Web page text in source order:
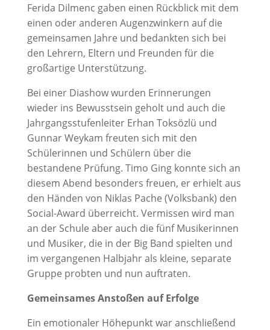
Ferida Dilmenc gaben einen Rückblick mit dem
einen oder anderen Augenzwinkern auf die
gemeinsamen Jahre und bedankten sich bei
den Lehrern, Eltern und Freunden für die
großartige Unterstützung.
Bei einer Diashow wurden Erinnerungen
wieder ins Bewusstsein geholt und auch die
Jahrgangsstufenleiter Erhan Toksözlü und
Gunnar Weykam freuten sich mit den
Schülerinnen und Schülern über die
bestandene Prüfung. Timo Ging konnte sich an
diesem Abend besonders freuen, er erhielt aus
den Händen von Niklas Pache (Volksbank) den
Social-Award überreicht. Vermissen wird man
an der Schule aber auch die fünf Musikerinnen
und Musiker, die in der Big Band spielten und
im vergangenen Halbjahr als kleine, separate
Gruppe probten und nun auftraten.
Gemeinsames Anstoßen auf Erfolge
Ein emotionaler Höhepunkt war anschließend